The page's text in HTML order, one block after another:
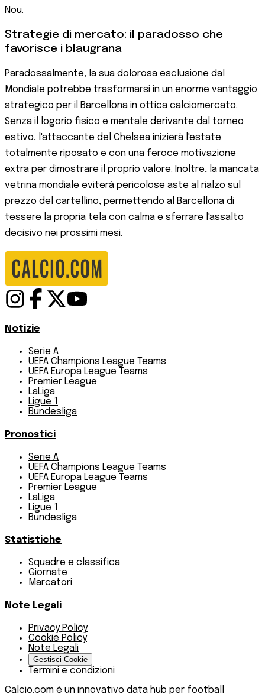
Nou.
Strategie di mercato: il paradosso che
favorisce i blaugrana
Paradossalmente, la sua dolorosa esclusione dal
Mondiale potrebbe trasformarsi in un enorme vantaggio
strategico per il Barcellona in ottica calciomercato.
Senza il logorio fisico e mentale derivante dal torneo
estivo, l'attaccante del Chelsea inizierà l'estate
totalmente riposato e con una feroce motivazione
extra per dimostrare il proprio valore. Inoltre, la mancata
vetrina mondiale eviterà pericolose aste al rialzo sul
prezzo del cartellino, permettendo al Barcellona di
tessere la propria tela con calma e sferrare l'assalto
decisivo nei prossimi mesi.
Notizie
Serie A
UEFA Champions League Teams
UEFA Europa League Teams
Premier League
LaLiga
Ligue 1
Bundesliga
Pronostici
Serie A
UEFA Champions League Teams
UEFA Europa League Teams
Premier League
LaLiga
Ligue 1
Bundesliga
Statistiche
Squadre e classifica
Giornate
Marcatori
Note Legali
Privacy Policy
Cookie Policy
Note Legali
Gestisci Cookie
Termini e condizioni
Calcio.com è un innovativo data hub per football